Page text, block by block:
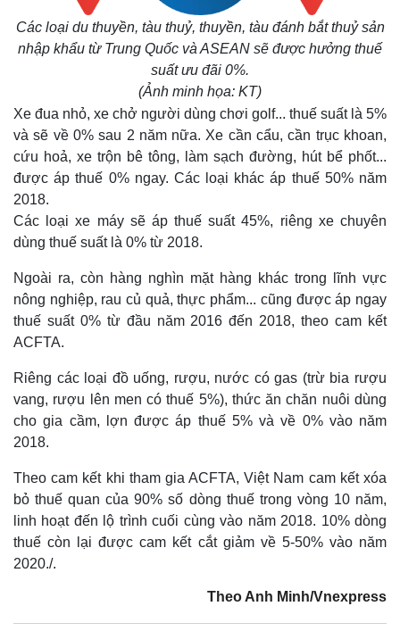
Các loại du thuyền, tàu thuỷ, thuyền, tàu đánh bắt thuỷ sản
nhập khẩu từ Trung Quốc và ASEAN sẽ được hưởng thuế
suất ưu đãi 0%.
(Ảnh minh họa: KT)
Xe đua nhỏ, xe chở người dùng chơi golf... thuế suất là 5%
và sẽ về 0% sau 2 năm nữa. Xe cần cẩu, cần trục khoan,
cứu hoả, xe trộn bê tông, làm sạch đường, hút bể phốt...
được áp thuế 0% ngay. Các loại khác áp thuế 50% năm
2018.
Các loại xe máy sẽ áp thuế suất 45%, riêng xe chuyên
dùng thuế suất là 0% từ 2018.
Ngoài ra, còn hàng nghìn mặt hàng khác trong lĩnh vực
nông nghiệp, rau củ quả, thực phẩm... cũng được áp ngay
thuế suất 0% từ đầu năm 2016 đến 2018, theo cam kết
ACFTA.
Riêng các loại đồ uống, rượu, nước có gas (trừ bia rượu
vang, rượu lên men có thuế 5%), thức ăn chăn nuôi dùng
cho gia cầm, lợn được áp thuế 5% và về 0% vào năm
2018.
Theo cam kết khi tham gia ACFTA, Việt Nam cam kết xóa
bỏ thuế quan của 90% số dòng thuế trong vòng 10 năm,
linh hoạt đến lộ trình cuối cùng vào năm 2018. 10% dòng
thuế còn lại được cam kết cắt giảm về 5-50% vào năm
2020./.
Theo Anh Minh/Vnexpress